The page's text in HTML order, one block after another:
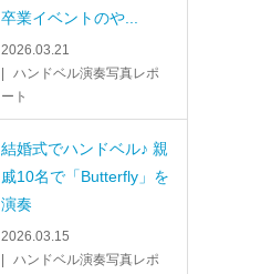
卒業イベントのや...
2026.03.21
ハンドベル演奏写真レポ
ート
結婚式でハンドベル♪ 親
戚10名で「Butterfly」を
演奏
2026.03.15
ハンドベル演奏写真レポ